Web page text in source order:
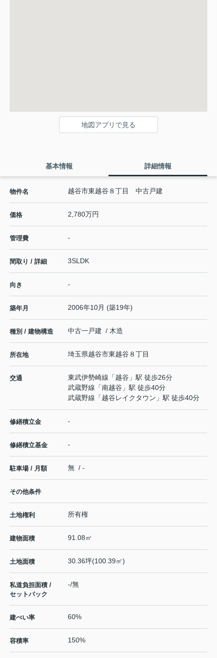
地図アプリで見る
基本情報 詳細情報
物件名 越谷市東越谷８丁目 中古戸建
価格 2,780万円
管理費 -
間取り / 詳細 3SLDK
向き -
築年月 2006年10月 (築19年)
種別 / 建物構造 中古一戸建 / 木造
所在地 埼玉県越谷市東越谷 ８丁目
交通 東武伊勢崎線 「越谷 」駅 徒歩26分
武蔵野線 「南越谷 」駅 徒歩40分
武蔵野線 「越谷レイクタウン 」駅 徒歩40分
修繕積立金 -
修繕積立基金 -
駐車場 / 月額 無 / -
その他条件
土地権利 所有権
建物面積 91.08㎡
土地面積 30.36坪(100.39㎡)
私道負担面積 /
セットバック
-/無
建ぺい率 60%
容積率 150%